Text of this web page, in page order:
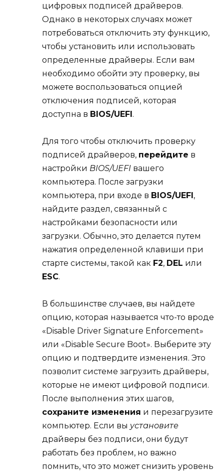
цифровых подписей драйверов.
Однако в некоторых случаях может
потребоваться отключить эту функцию,
чтобы установить или использовать
определенные драйверы. Если вам
необходимо обойти эту проверку, вы
можете воспользоваться опцией
отключения подписей, которая
доступна в BIOS/UEFI.
Для того чтобы отключить проверку
подписей драйверов, перейдите в
настройки BIOS/UEFI вашего
компьютера. После загрузки
компьютера, при входе в BIOS/UEFI,
найдите раздел, связанный с
настройками безопасности или
загрузки. Обычно, это делается путем
нажатия определенной клавиши при
старте системы, такой как F2, DEL или
ESC.
В большинстве случаев, вы найдете
опцию, которая называется что-то вроде
«Disable Driver Signature Enforcement»
или «Disable Secure Boot». Выберите эту
опцию и подтвердите изменения. Это
позволит системе загрузить драйверы,
которые не имеют цифровой подписи.
После выполнения этих шагов,
сохраните изменения и перезагрузите
компьютер. Если вы установите
драйверы без подписи, они будут
работать без проблем, но важно
помнить, что это может снизить уровень